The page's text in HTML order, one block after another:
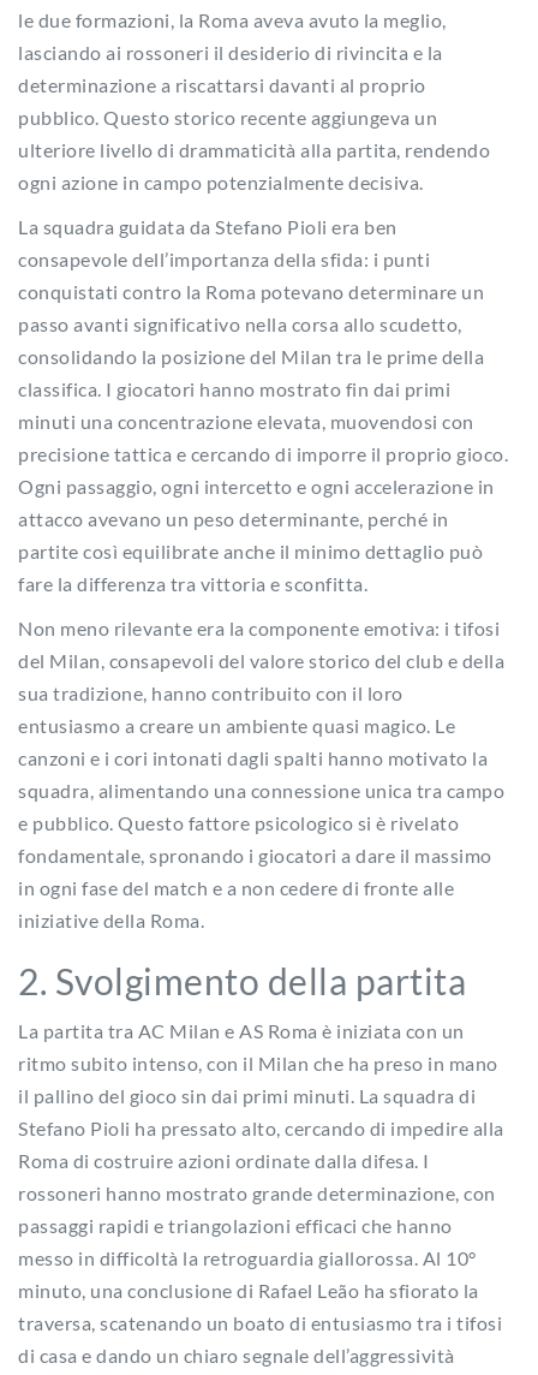
le due formazioni, la Roma aveva avuto la meglio,
lasciando ai rossoneri il desiderio di rivincita e la
determinazione a riscattarsi davanti al proprio
pubblico. Questo storico recente aggiungeva un
ulteriore livello di drammaticità alla partita, rendendo
ogni azione in campo potenzialmente decisiva.
La squadra guidata da Stefano Pioli era ben
consapevole dell’importanza della sfida: i punti
conquistati contro la Roma potevano determinare un
passo avanti significativo nella corsa allo scudetto,
consolidando la posizione del Milan tra le prime della
classifica. I giocatori hanno mostrato fin dai primi
minuti una concentrazione elevata, muovendosi con
precisione tattica e cercando di imporre il proprio gioco.
Ogni passaggio, ogni intercetto e ogni accelerazione in
attacco avevano un peso determinante, perché in
partite così equilibrate anche il minimo dettaglio può
fare la differenza tra vittoria e sconfitta.
Non meno rilevante era la componente emotiva: i tifosi
del Milan, consapevoli del valore storico del club e della
sua tradizione, hanno contribuito con il loro
entusiasmo a creare un ambiente quasi magico. Le
canzoni e i cori intonati dagli spalti hanno motivato la
squadra, alimentando una connessione unica tra campo
e pubblico. Questo fattore psicologico si è rivelato
fondamentale, spronando i giocatori a dare il massimo
in ogni fase del match e a non cedere di fronte alle
iniziative della Roma.
2. Svolgimento della partita
La partita tra AC Milan e AS Roma è iniziata con un
ritmo subito intenso, con il Milan che ha preso in mano
il pallino del gioco sin dai primi minuti. La squadra di
Stefano Pioli ha pressato alto, cercando di impedire alla
Roma di costruire azioni ordinate dalla difesa. I
rossoneri hanno mostrato grande determinazione, con
passaggi rapidi e triangolazioni efficaci che hanno
messo in difficoltà la retroguardia giallorossa. Al 10°
minuto, una conclusione di Rafael Leão ha sfiorato la
traversa, scatenando un boato di entusiasmo tra i tifosi
di casa e dando un chiaro segnale dell’aggressività